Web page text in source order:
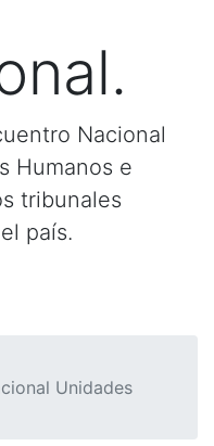
Nacional
Humanos e
tribunales
país.
Unidades